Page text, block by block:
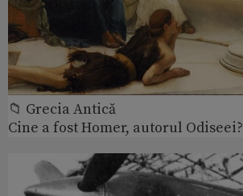
📁 Grecia Antică
Cine a fost Homer, autorul Odiseei?